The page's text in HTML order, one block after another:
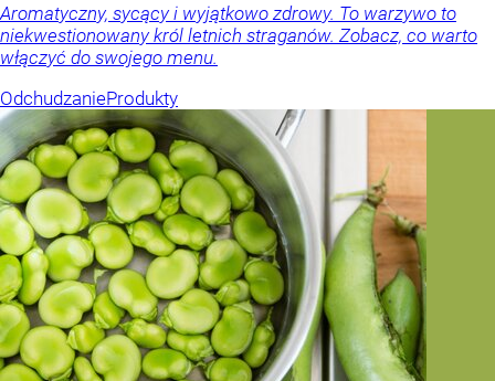
Aromatyczny, sycący i wyjątkowo zdrowy. To warzywo to
niekwestionowany król letnich straganów. Zobacz, co warto
włączyć do swojego menu.
OdchudzanieProdukty